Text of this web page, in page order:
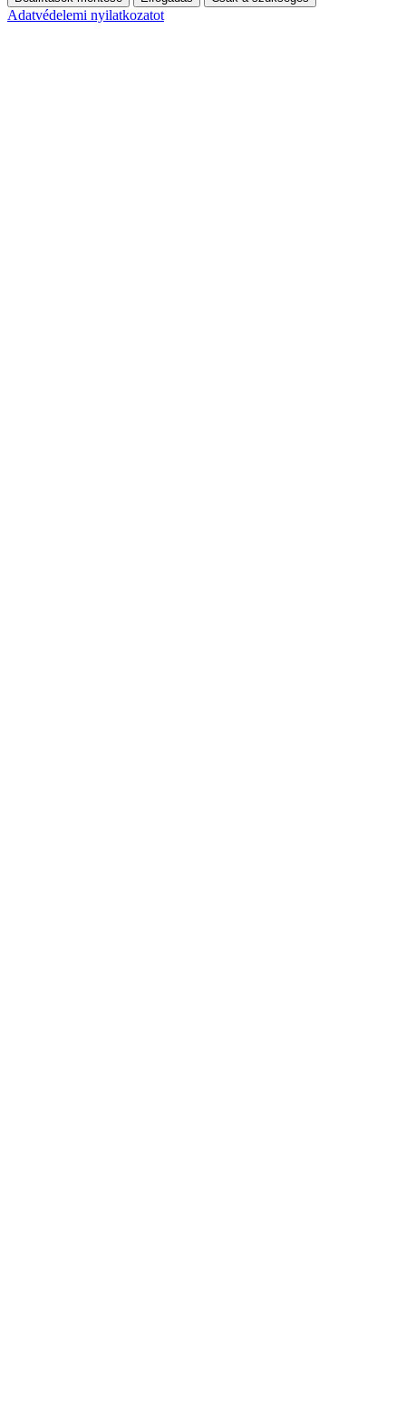
Adatvédelemi nyilatkozatot